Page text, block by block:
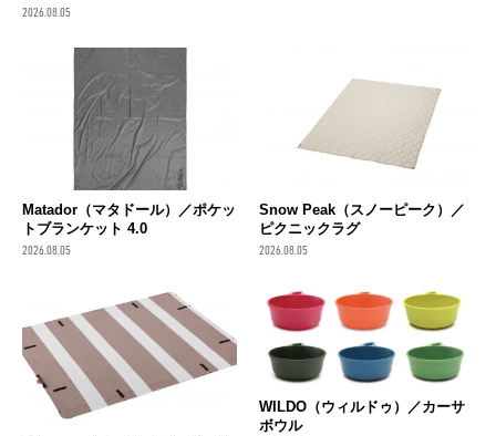
2026.08.05
Matador（マタドール）／ポケッ
トブランケット 4.0
2026.08.05
Snow Peak（スノーピーク）／
ピクニックラグ
2026.08.05
WILDO（ウィルドゥ）／カーサ
ボウル